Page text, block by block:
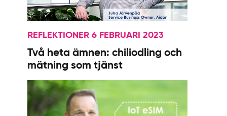
REFLEKTIONER 6 FEBRUARI 2023
Två heta ämnen: chiliodling och
mätning som tjänst